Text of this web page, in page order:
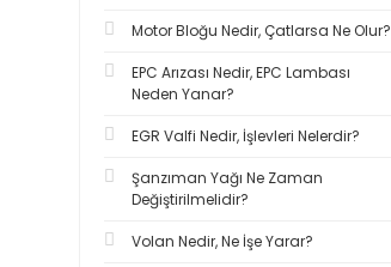
Motor Bloğu Nedir, Çatlarsa Ne Olur?
EPC Arızası Nedir, EPC Lambası
Neden Yanar?
EGR Valfi Nedir, İşlevleri Nelerdir?
Şanzıman Yağı Ne Zaman
Değiştirilmelidir?
Volan Nedir, Ne İşe Yarar?